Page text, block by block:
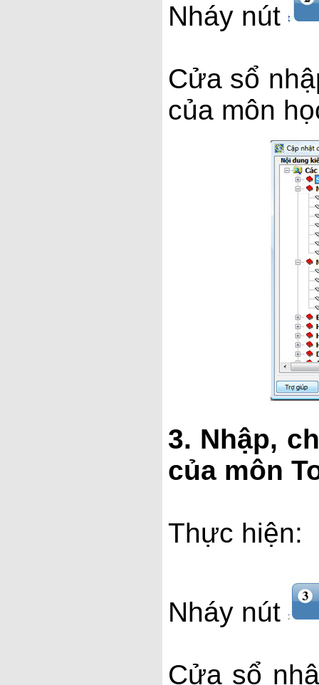
Nháy nút
Cửa sổ
của môn
3. Nhập,
của môn
Thực hiện:
Nháy nút
Cửa sổ